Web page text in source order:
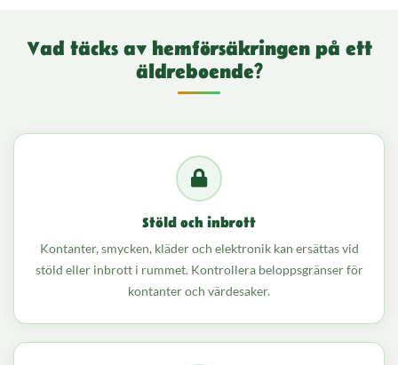
Vad täcks av hemförsäkringen på ett
äldreboende?
Stöld och inbrott
Kontanter, smycken, kläder och elektronik kan ersättas vid
stöld eller inbrott i rummet. Kontrollera beloppsgränser för
kontanter och värdesaker.